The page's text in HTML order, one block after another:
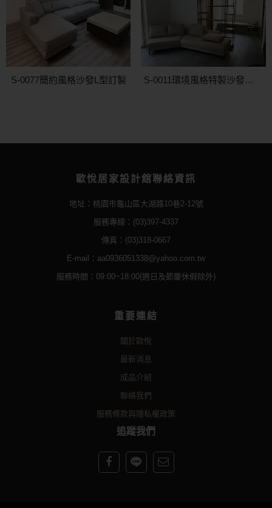
S-0077簡約風格沙發L型訂製 S-0011環境風格特製沙發訂做
歐悅居家設計舘聯絡資訊
地址：桃園市龜山區大湖路10巷2-12號
服務專線：(03)397-4337
傳真：(03)318-0667
E-mail：aa0936051338@yahoo.com.tw
服務時間：09:00~18:00(週日及節慶休假除外)
重要連結
關於歐悅
最新消息
成品介紹
聯絡我們
服務條款與隱私權政策
追蹤我們